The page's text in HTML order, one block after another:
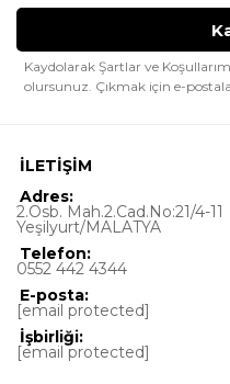
Kaydolarak Şartlar ve
olursunuz. Çıkmak için e-
İLETİŞİM
Adres:
2.Osb. Mah.2.Cad.No:21/4-11
Yeşilyurt/MALATYA
Telefon:
0552 442 4344
E-posta:
[email protected]
İşbirliği:
[email protected]